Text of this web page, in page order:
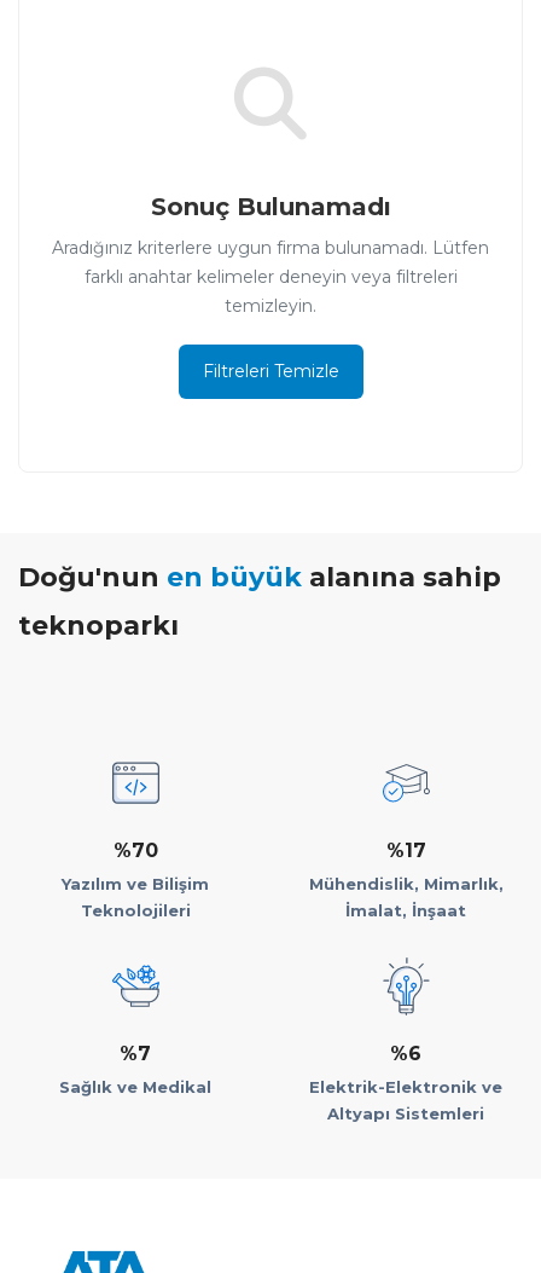
Sonuç Bulunamadı
Aradığınız kriterlere uygun firma bulunamadı. Lütfen
farklı anahtar kelimeler deneyin veya filtreleri
temizleyin.
Filtreleri Temizle
Doğu'nun en büyük alanına sahip
teknoparkı
%70
Yazılım ve Bilişim
Teknolojileri
%17
Mühendislik, Mimarlık,
İmalat, İnşaat
%7
Sağlık ve Medikal
%6
Elektrik-Elektronik ve
Altyapı Sistemleri